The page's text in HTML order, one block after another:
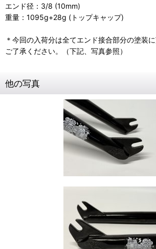
エンド径：3/8 (10mm)
重量：1095g+28g (トップキャップ)
＊今回の入荷分は全てエンド接合部分の塗装に
ご了承ください。（下記、写真参照）
他の写真